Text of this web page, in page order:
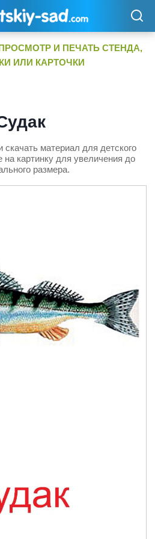
И ПЕЧАТЬ СТЕНДА,
ИЛИ КАРТОЧКИ
материал для детского
картинку для увеличения до
размера.